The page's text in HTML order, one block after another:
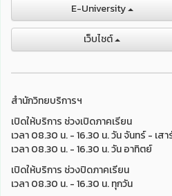
E-University
เว็บไชต์
สำนักวิทยบริการฯ
เปิดให้บริการ ช่วงเปิดภาคเรียน
เวลา 08.30 น. - 16.30 น. วัน จันทร์ - เสา
เวลา 08.30 น. - 16.30 น. วัน อาทิตย์
เปิดให้บริการ ช่วงปิดภาคเรียน
เวลา 08.30 น. - 16.30 น. ทุกวัน